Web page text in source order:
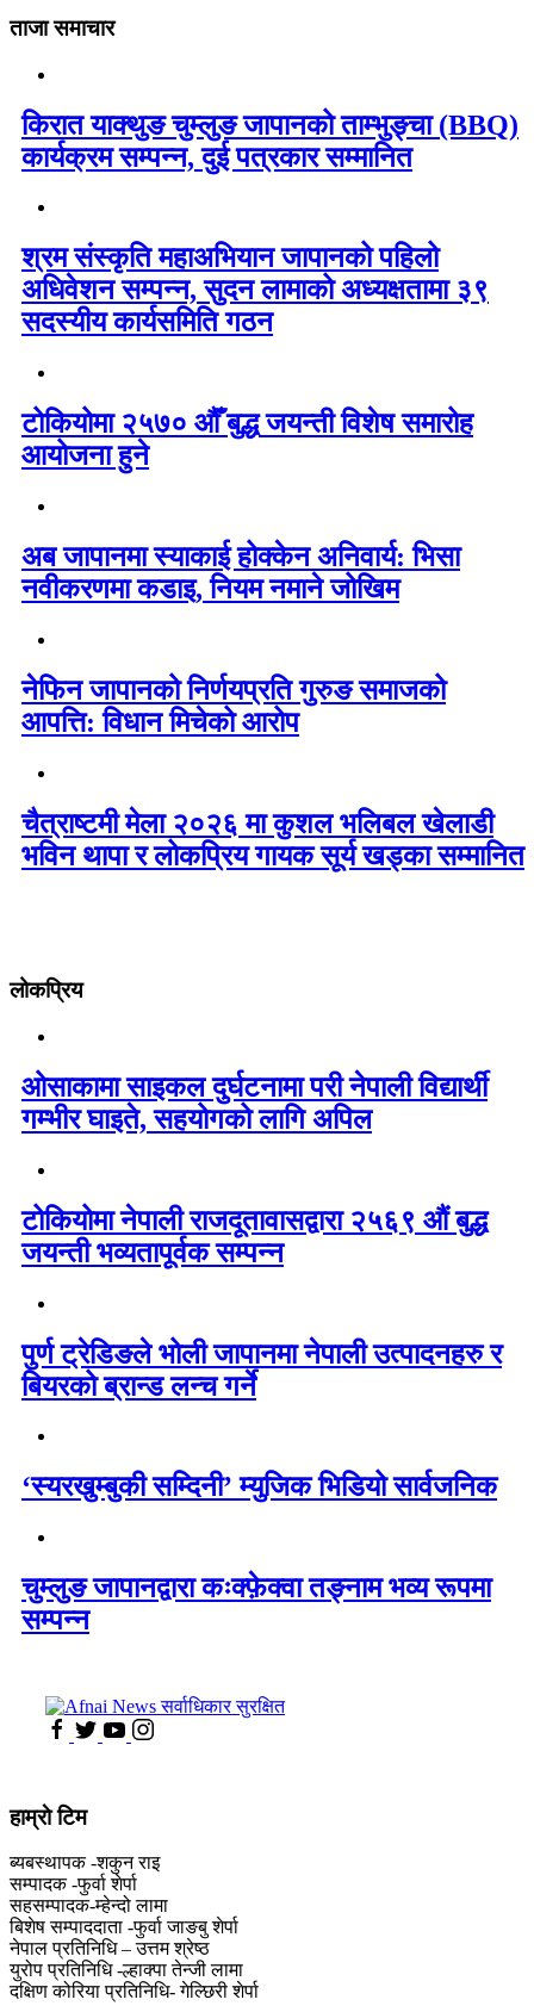
ताजा समाचार
किरात याक्थुङ चुम्लुङ जापानको ताम्भुङ्चा (BBQ)
कार्यक्रम सम्पन्न, दुई पत्रकार सम्मानित
श्रम संस्कृति महाअभियान जापानको पहिलो
अधिवेशन सम्पन्न, सुदन लामाको अध्यक्षतामा ३९
सदस्यीय कार्यसमिति गठन
टोकियोमा २५७० औँ बुद्ध जयन्ती विशेष समारोह
आयोजना हुने
अब जापानमा स्याकाई होक्केन अनिवार्य: भिसा
नवीकरणमा कडाइ, नियम नमाने जोखिम
नेफिन जापानको निर्णयप्रति गुरुङ समाजको
आपत्ति: विधान मिचेको आरोप
चैत्राष्टमी मेला २०२६ मा कुशल भलिबल खेलाडी
भविन थापा र लोकप्रिय गायक सूर्य खड्का सम्मानित
लोकप्रिय
ओसाकामा साइकल दुर्घटनामा परी नेपाली विद्यार्थी
गम्भीर घाइते, सहयोगको लागि अपिल
टोकियोमा नेपाली राजदूतावासद्वारा २५६९ औं बुद्ध
जयन्ती भव्यतापूर्वक सम्पन्न
पुर्ण ट्रेडिङले भोली जापानमा नेपाली उत्पादनहरु र
बियरको ब्रान्ड लन्च गर्ने
‘स्यरखुम्बुकी सम्दिनी’ म्युजिक भिडियो सार्वजनिक
चुम्लुङ जापानद्वारा कःक्फ़ेक्वा तङ्नाम भव्य रूपमा
सम्पन्न
हाम्राे टिम
ब्यबस्थापक -शकुन राइ
सम्पादक -फुर्वा शेर्पा
सहसम्पादक-म्हेन्दो लामा
‍बिशेष सम्पाददाता -फुर्वा जा‌ङबु शेर्पा
नेपाल प्रतिनिधि – उत्तम श्रेष्ठ
युरोप प्रतिनिधि -ल्हाक्पा तेन्जी लामा
दक्षिण कोरिया प्रतिनिधि- गेल्छिरी शेर्पा